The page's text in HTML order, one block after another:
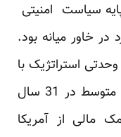
سیاست امنیتی
خاور میانه بود.
استراتژیک با
آمریکا پیدا کرد. ارتش مصر به طور متوسط در 31 سال
دلار کمک مالی از آمریکا